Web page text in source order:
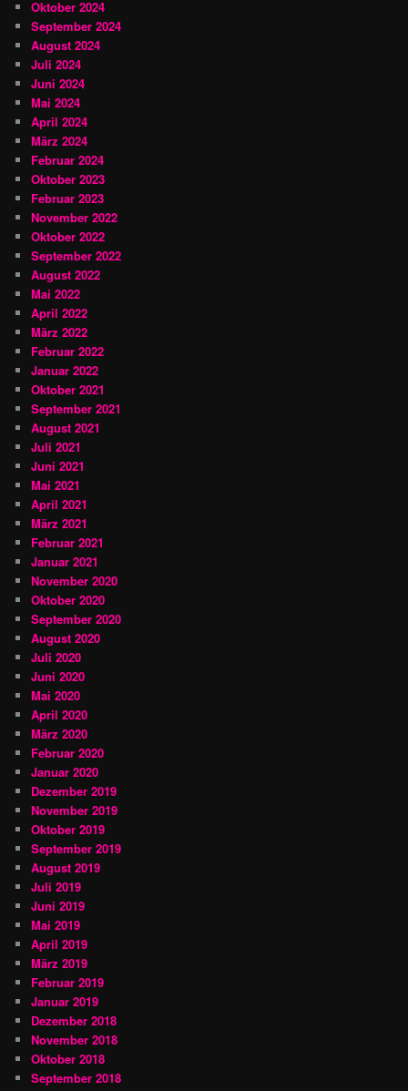
Oktober 2024
September 2024
August 2024
Juli 2024
Juni 2024
Mai 2024
April 2024
März 2024
Februar 2024
Oktober 2023
Februar 2023
November 2022
Oktober 2022
September 2022
August 2022
Mai 2022
April 2022
März 2022
Februar 2022
Januar 2022
Oktober 2021
September 2021
August 2021
Juli 2021
Juni 2021
Mai 2021
April 2021
März 2021
Februar 2021
Januar 2021
November 2020
Oktober 2020
September 2020
August 2020
Juli 2020
Juni 2020
Mai 2020
April 2020
März 2020
Februar 2020
Januar 2020
Dezember 2019
November 2019
Oktober 2019
September 2019
August 2019
Juli 2019
Juni 2019
Mai 2019
April 2019
März 2019
Februar 2019
Januar 2019
Dezember 2018
November 2018
Oktober 2018
September 2018